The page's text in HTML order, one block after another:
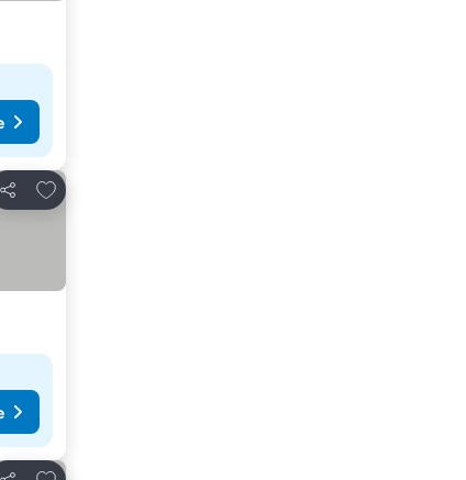
Megosztás
Hozzáadás a kedvencekhez